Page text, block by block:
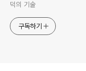
덕의 기술
구독하기